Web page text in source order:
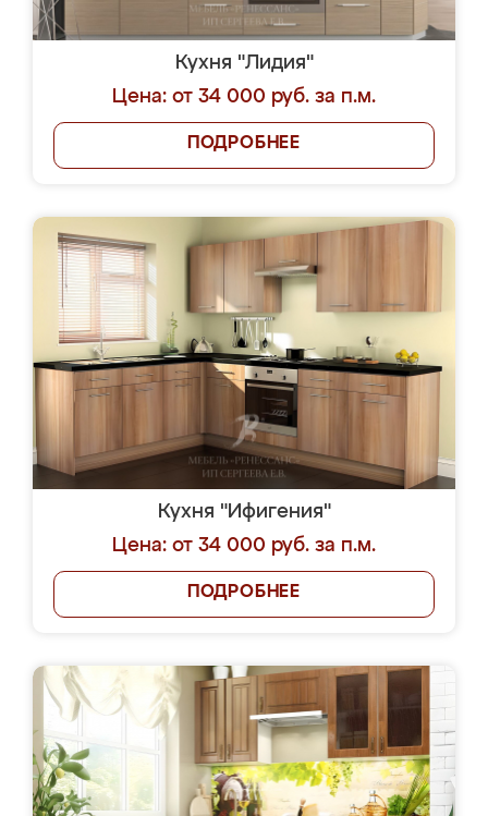
Кухня "Лидия"
Цена: от 34 000 руб. за п.м.
ПОДРОБНЕЕ
Кухня "Ифигения"
Цена: от 34 000 руб. за п.м.
ПОДРОБНЕЕ